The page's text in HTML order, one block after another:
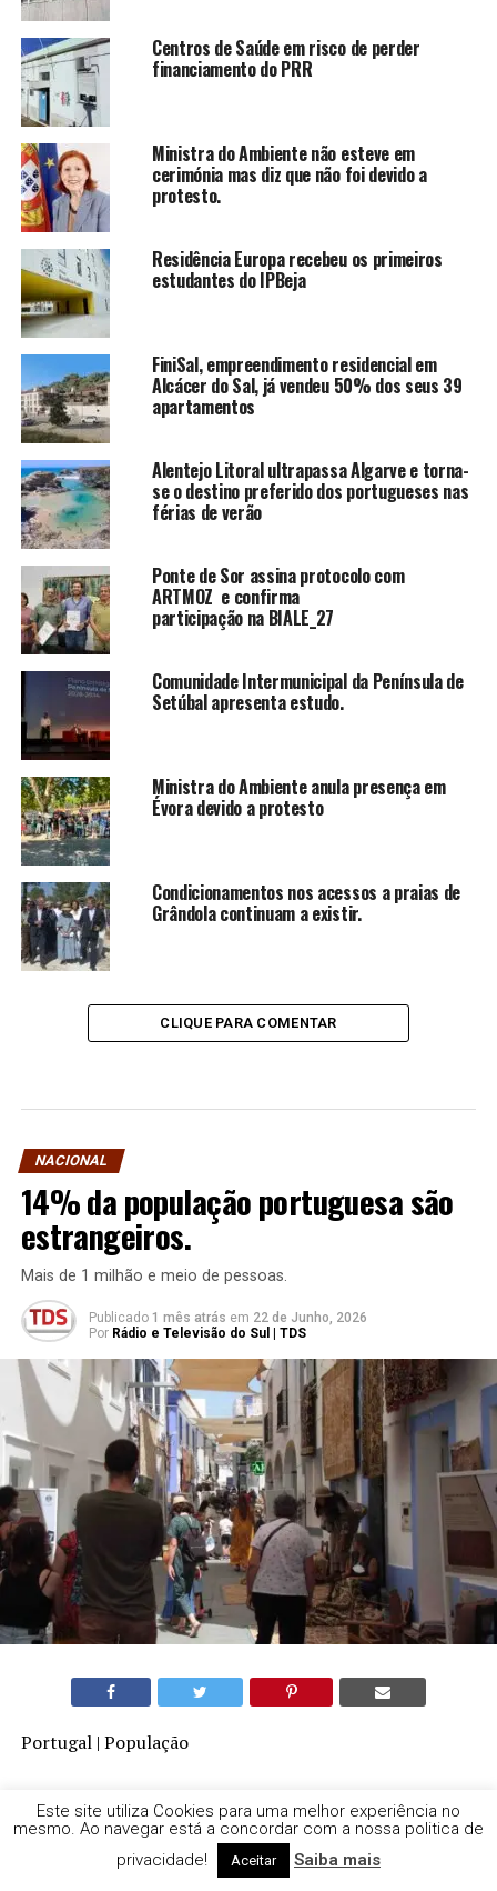
Centros de Saúde em risco de perder
financiamento do PRR
Ministra do Ambiente não esteve em
cerimónia mas diz que não foi devido a
protesto.
Residência Europa recebeu os primeiros
estudantes do IPBeja
FiniSal, empreendimento residencial em
Alcácer do Sal, já vendeu 50% dos seus 39
apartamentos
Alentejo Litoral ultrapassa Algarve e torna-
se o destino preferido dos portugueses nas
férias de verão
Ponte de Sor assina protocolo com
ARTMOZ e confirma
participação na BIALE_27
Comunidade Intermunicipal da Península de
Setúbal apresenta estudo.
Ministra do Ambiente anula presença em
Évora devido a protesto
Condicionamentos nos acessos a praias de
Grândola continuam a existir.
CLIQUE PARA COMENTAR
NACIONAL
14% da população portuguesa são
estrangeiros.
Mais de 1 milhão e meio de pessoas.
Publicado 1 mês atrás em 22 de Junho, 2026
Por Rádio e Televisão do Sul | TDS
Portugal | População
Em Portugal há 11,4
milhões residentes e 14%
são estrangeiros
Este site utiliza Cookies para uma melhor experiência no
mesmo. Ao navegar está a concordar com a nossa politica de
privacidade!
Aceitar Saiba mais